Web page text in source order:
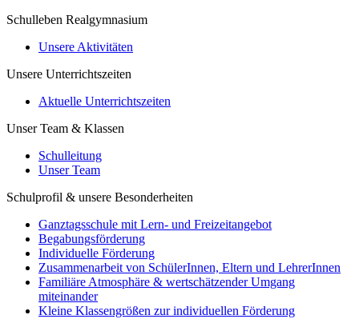
Schulleben Realgymnasium
Unsere Aktivitäten
Unsere Unterrichtszeiten
Aktuelle Unterrichtszeiten
Unser Team & Klassen
Schulleitung
Unser Team
Schulprofil & unsere Besonderheiten
Ganztagsschule mit Lern- und Freizeitangebot
Begabungsförderung
Individuelle Förderung
Zusammenarbeit von SchülerInnen, Eltern und LehrerInnen
Familiäre Atmosphäre & wertschätzender Umgang
miteinander
Kleine Klassengrößen zur individuellen Förderung